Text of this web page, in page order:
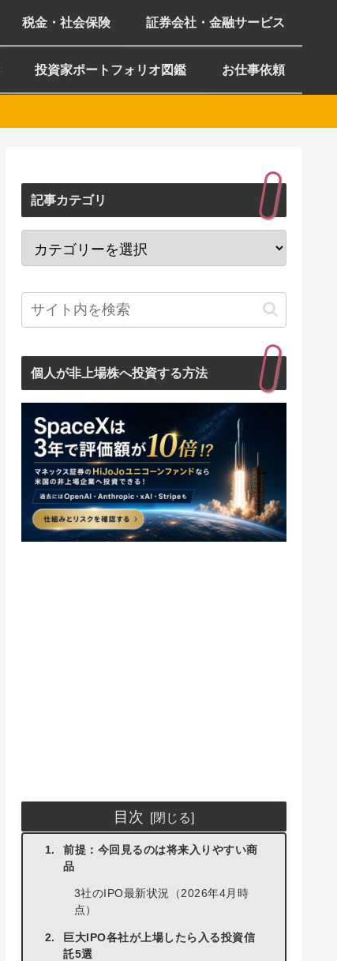
税金・社会保険 証券会社・金融サービス
投資家ポートフォリオ図鑑 お仕事依頼
記事カテゴリ
個人が非上場株へ投資する方法
目次
前提：今回見るのは将来入りやすい商
品
3社のIPO最新状況（2026年4月時
点）
巨大IPO各社が上場したら入る投資信
託5選